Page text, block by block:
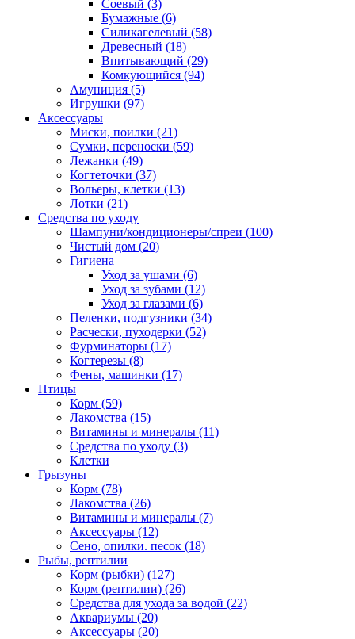
Соевый (3)
Бумажные (6)
Силикагелевый (58)
Древесный (18)
Впитывающий (29)
Комкующийся (94)
Амуниция (5)
Игрушки (97)
Аксессуары
Миски, поилки (21)
Сумки, переноски (59)
Лежанки (49)
Когтеточки (37)
Вольеры, клетки (13)
Лотки (21)
Средства по уходу
Шампуни/кондиционеры/спреи (100)
Чистый дом (20)
Гигиена
Уход за ушами (6)
Уход за зубами (12)
Уход за глазами (6)
Пеленки, подгузники (34)
Расчески, пуходерки (52)
Фурминаторы (17)
Когтерезы (8)
Фены, машинки (17)
Птицы
Корм (59)
Лакомства (15)
Витамины и минералы (11)
Средства по уходу (3)
Клетки
Грызуны
Корм (78)
Лакомства (26)
Витамины и минералы (7)
Аксессуары (12)
Сено, опилки. песок (18)
Рыбы, рептилии
Корм (рыбки) (127)
Корм (рептилии) (26)
Средства для ухода за водой (22)
Аквариумы (20)
Аксессуары (20)